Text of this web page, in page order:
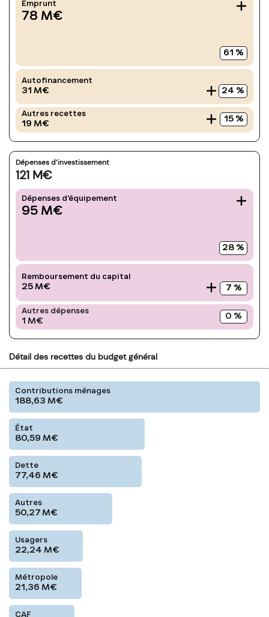
Emprunt
78 M€
61 %
Autofinancement
31 M€ 24 %
Autres recettes
19 M€
15%
Dépenses d’investissement
121 M€
Dépenses d'équipement
95 M€
28 %
Remboursement du capital
25 M€ 7 %
Autres dépenses
1 M€
0 %
Détail des recettes du budget général
Contributions ménages
188,63 M€
État
80,59 M€
Dette
77,46 M€
Autres
50,27 M€
Usagers
22,24 M€
Métropole
21,36 M€
CAF